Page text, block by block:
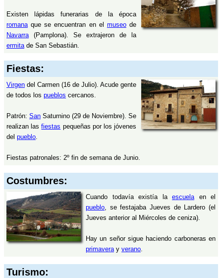
Existen lápidas funerarias de la época
romana que se encuentran en el museode
Navarra (Pamplona). Se extrajeron de la
ermita de San Sebastián.
Fiestas:
Virgen del Carmen (16 de Julio). Acude gente
de todos los pueblos cercanos.
Patrón: San Saturnino (29 de Noviembre). Se
realizan lasfiestas pequeñas por los jóvenes
del pueblo
Fiestas patronales: 2º fin de semana de Junio.
Costumbres:
Cuando todavía existía la escuela en el
pueblo , se festajaba Jueves de Lardero (el
Jueves anterior al Miércoles de ceniza).
Hay un señor sigue haciendo carboneras en
primavera y verano
Turismo: